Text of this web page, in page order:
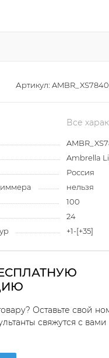
Артикул:
Все
Ambrella
Россия
нельзя
100
24
+1-[+35]
Оставьте свой
свяжутся с вами